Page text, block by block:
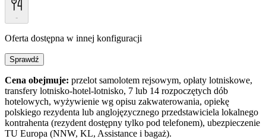
-
Oferta dostępna w innej konfiguracji
Sprawdź
Cena obejmuje: przelot samolotem rejsowym, opłaty lotniskowe,
transfery lotnisko-hotel-lotnisko, 7 lub 14 rozpoczętych dób
hotelowych, wyżywienie wg opisu zakwaterowania, opiekę
polskiego rezydenta lub anglojęzycznego przedstawiciela lokalnego
kontrahenta (rezydent dostępny tylko pod telefonem), ubezpieczenie
TU Europa (NNW, KL, Assistance i bagaż).